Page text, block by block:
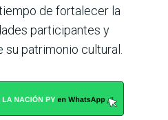
de fortalecer la
participantes y
su patrimonio cultural.